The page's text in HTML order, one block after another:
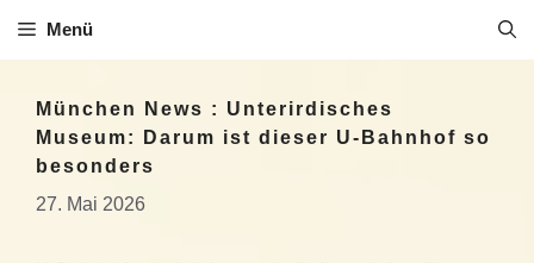
Inhalt
Menü
München News : Unterirdisches
Museum: Darum ist dieser U-Bahnhof so
besonders
27. Mai 2026